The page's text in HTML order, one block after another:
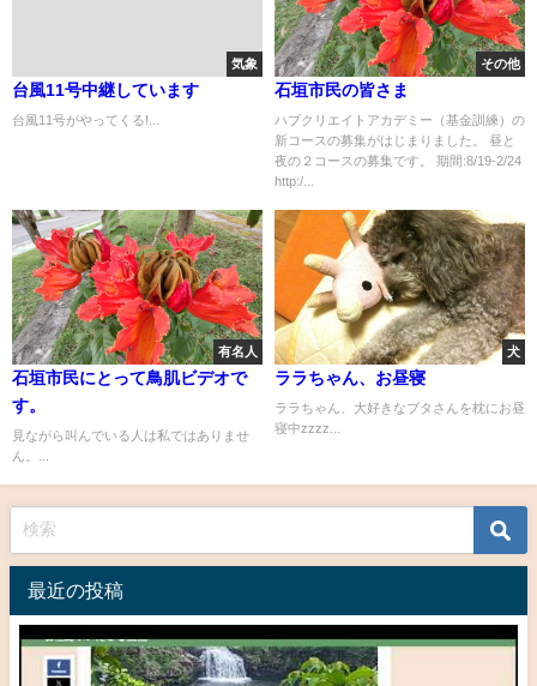
気象
台風11号中継しています
台風11号がやってくる!...
その他
石垣市民の皆さま
ハブクリエイトアカデミー（基金訓練）の
新コースの募集がはじまりました。 昼と
夜の２コースの募集です。 期間:8/19-2/24
http:/...
有名人
石垣市民にとって鳥肌ビデオで
す。
見ながら叫んでいる人は私ではありませ
ん。...
犬
ララちゃん、お昼寝
ララちゃん、大好きなブタさんを枕にお昼
寝中zzzz...
最近の投稿